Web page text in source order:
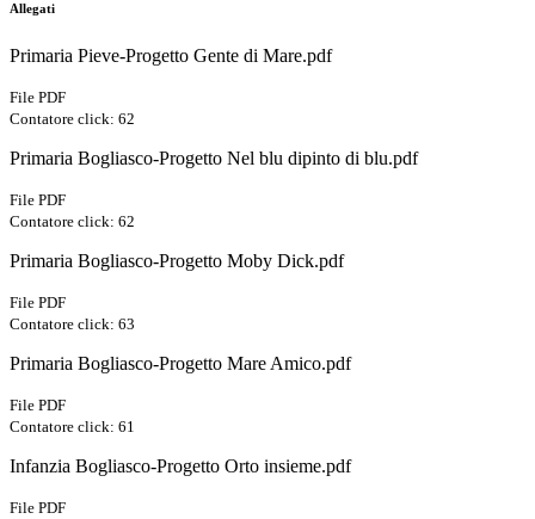
Allegati
Primaria Pieve-Progetto Gente di Mare.pdf
File PDF
Contatore click: 62
Primaria Bogliasco-Progetto Nel blu dipinto di blu.pdf
File PDF
Contatore click: 62
Primaria Bogliasco-Progetto Moby Dick.pdf
File PDF
Contatore click: 63
Primaria Bogliasco-Progetto Mare Amico.pdf
File PDF
Contatore click: 61
Infanzia Bogliasco-Progetto Orto insieme.pdf
File PDF